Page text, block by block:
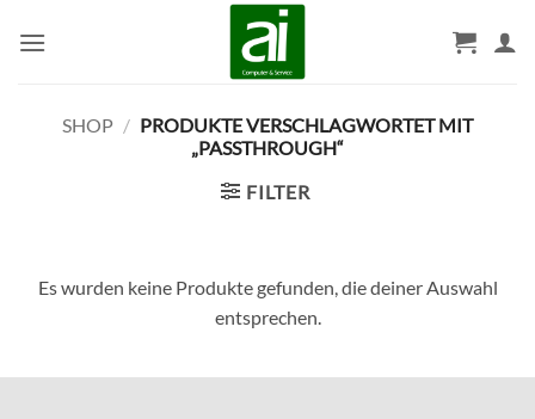
Inhalt
SHOP / PRODUKTE VERSCHLAGWORTET MIT
„PASSTHROUGH“
FILTER
Es wurden keine Produkte gefunden, die deiner Auswahl
entsprechen.